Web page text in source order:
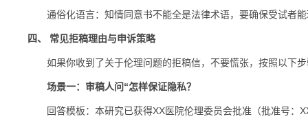
通俗化语言：知情同意书不能全是法律术语，要确保受试者能
四、 常见拒稿理由与申诉策略
如果你收到了关于伦理问题的拒稿信，不要慌张，按照以下步
场景一：审稿人问“怎样保证隐私？
回答模板：本研究已获得XX医院伦理委员会批准（批准号：